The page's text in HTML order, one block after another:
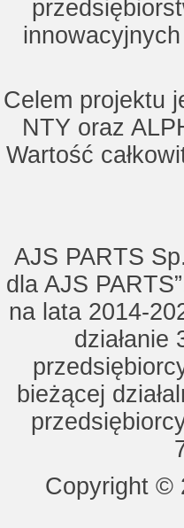
Celem projektu
NTY oraz
Wartość
AJS PARTS
dla AJS
na lata 2014-
działanie
bieżącej
Copyright ©